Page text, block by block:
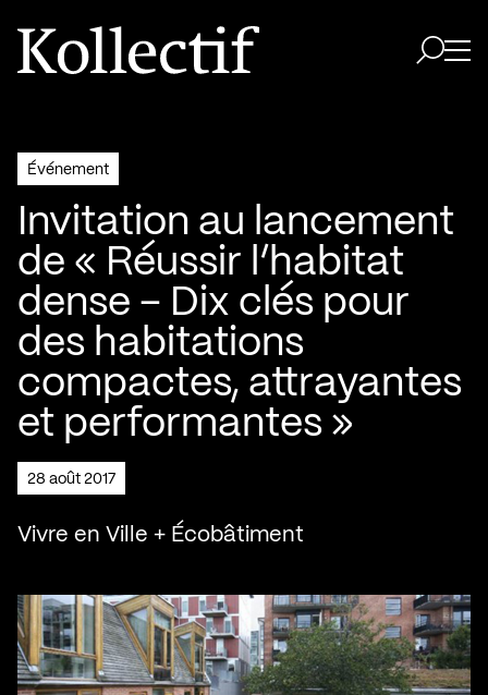
Aller à la page d'accueil
Logo Kollectif
Événement
Invitation au lancement
de « Réussir l’habitat
dense – Dix clés pour
des habitations
compactes, attrayantes
et performantes »
28 août 2017
Vivre en Ville + Écobâtiment